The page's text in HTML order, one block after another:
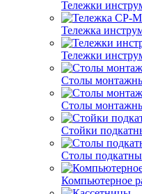
Тележки
Тележка
Тележки
Столы
Столы
Стойки
Столы
Компьютерное